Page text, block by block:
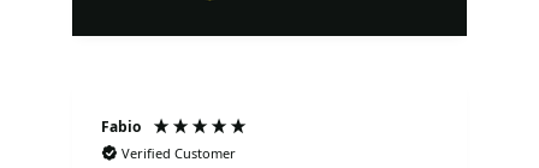
Fabio
Verified Customer